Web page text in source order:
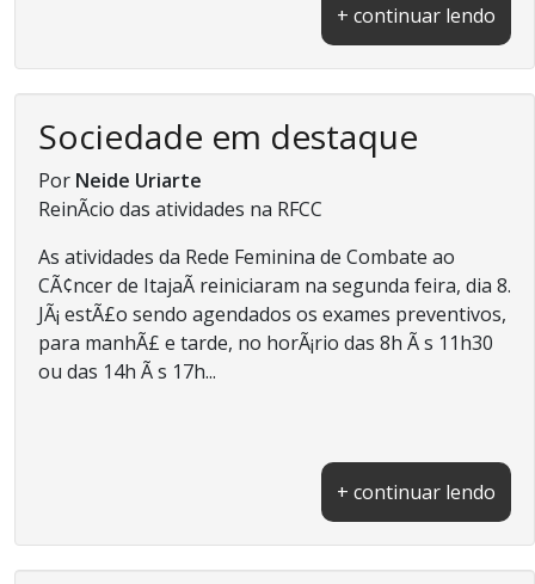
+ continuar lendo
Sociedade em destaque
Por Neide Uriarte
ReinÃ­cio das atividades na RFCC
As atividades da Rede Feminina de Combate ao
CÃ¢ncer de ItajaÃ­ reiniciaram na segunda feira, dia 8.
JÃ¡ estÃ£o sendo agendados os exames preventivos,
para manhÃ£ e tarde, no horÃ¡rio das 8h Ã s 11h30
ou das 14h Ã s 17h...
+ continuar lendo